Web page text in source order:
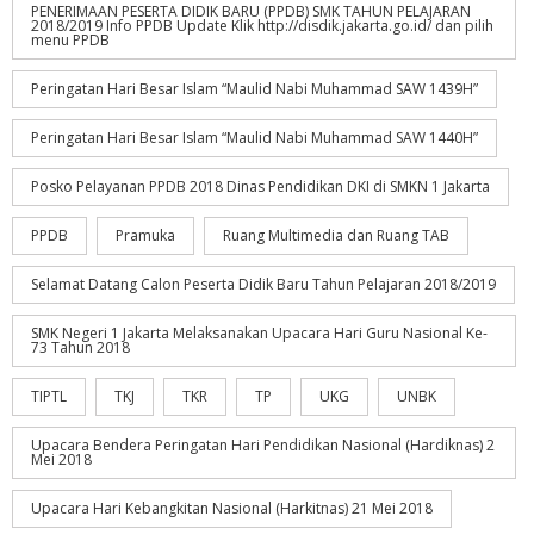
PENERIMAAN PESERTA DIDIK BARU (PPDB) SMK TAHUN PELAJARAN
2018/2019 Info PPDB Update Klik http://disdik.jakarta.go.id/ dan pilih
menu PPDB
Peringatan Hari Besar Islam “Maulid Nabi Muhammad SAW 1439H”
Peringatan Hari Besar Islam “Maulid Nabi Muhammad SAW 1440H”
Posko Pelayanan PPDB 2018 Dinas Pendidikan DKI di SMKN 1 Jakarta
PPDB Pramuka Ruang Multimedia dan Ruang TAB
Selamat Datang Calon Peserta Didik Baru Tahun Pelajaran 2018/2019
SMK Negeri 1 Jakarta Melaksanakan Upacara Hari Guru Nasional Ke-
73 Tahun 2018
TIPTL TKJ TKR TP UKG UNBK
Upacara Bendera Peringatan Hari Pendidikan Nasional (Hardiknas) 2
Mei 2018
Upacara Hari Kebangkitan Nasional (Harkitnas) 21 Mei 2018